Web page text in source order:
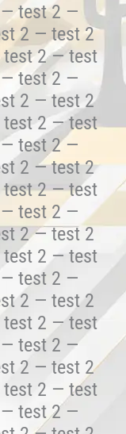
test 2 —
2 — test 2
2 — test
test 2 —
2 — test 2
2 — test
test 2 —
2 — test 2
2 — test
test 2 —
2 — test 2
2 — test
test 2 —
2 — test 2
2 — test
test 2 —
2 — test 2
2 — test
test 2 —